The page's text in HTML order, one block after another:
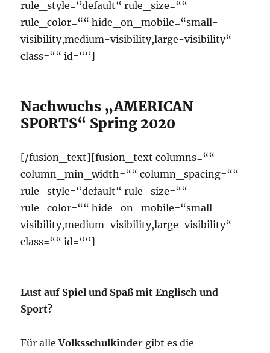
rule_style=“default“ rule_size=““
rule_color=““ hide_on_mobile=“small-
visibility,medium-visibility,large-visibility“
class=““ id=““]
Nachwuchs „AMERICAN
SPORTS“ Spring 2020
[/fusion_text][fusion_text columns=““
column_min_width=““ column_spacing=““
rule_style=“default“ rule_size=““
rule_color=““ hide_on_mobile=“small-
visibility,medium-visibility,large-visibility“
class=““ id=““]
Lust auf Spiel und Spaß mit Englisch und
Sport?
Für alleVolksschulkinder gibt es die